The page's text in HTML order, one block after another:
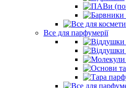
Все для парфумерії